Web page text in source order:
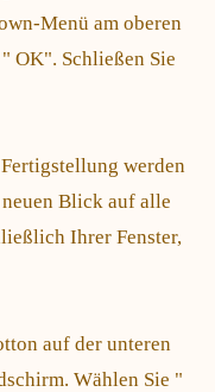
Menü am oberen
OK". Schließen Sie
werden
Blick auf alle
Ihrer Fenster,
auf der unteren
Wählen Sie "